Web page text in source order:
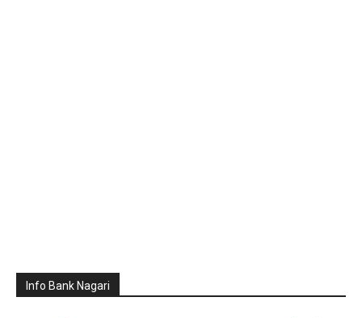
Info Bank Nagari